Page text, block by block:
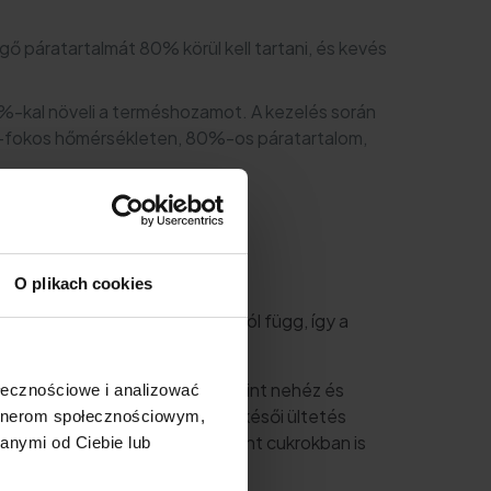
O plikach cookies
i analizować
społecznościowym,
od Ciebie lub
páratartalmát 80% körül kell tartani, és kevés
kal növeli a terméshozamot. A kezelés során
hőmérsékleten, 80%-os páratartalom,
az éghajlati viszonyoktól függ, így a
közepe.
gyorsabban ültethetők, mint nehéz és
is befolyásolja. A túl késői ültetés
valamint a nem kívánt cukrokban is